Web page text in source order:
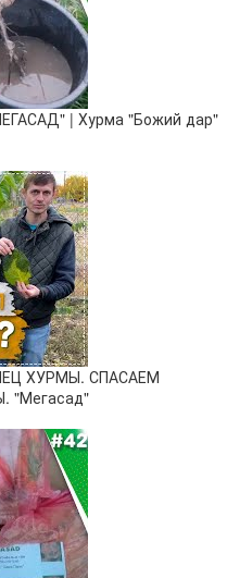
| Хурма "Божий дар"
ХУРМЫ. СПАСАЕМ
"Мегасад"